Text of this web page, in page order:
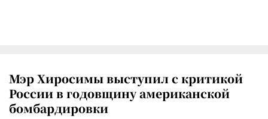
Мэр Хиросимы выступил с критикой
России в годовщину американской
бомбардировки